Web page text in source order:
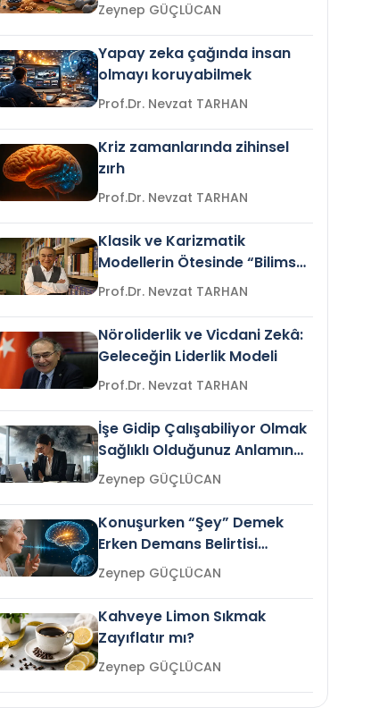
Zeynep GÜÇLÜCAN
Yapay zeka çağında insan
olmayı koruyabilmek
Prof.Dr. Nevzat TARHAN
Kriz zamanlarında zihinsel
zırh
Prof.Dr. Nevzat TARHAN
Klasik ve Karizmatik
Modellerin Ötesinde “Bilimsel
Liderlik”
Prof.Dr. Nevzat TARHAN
Nöroliderlik ve Vicdani Zekâ:
Geleceğin Liderlik Modeli
Prof.Dr. Nevzat TARHAN
İşe Gidip Çalışabiliyor Olmak
Sağlıklı Olduğunuz Anlamına
Gelir mi?Zeynep GÜÇLÜCAN
Konuşurken “Şey” Demek
Erken Demans Belirtisi
Olabilir mi?Zeynep GÜÇLÜCAN
Kahveye Limon Sıkmak
Zayıflatır mı?
Zeynep GÜÇLÜCAN